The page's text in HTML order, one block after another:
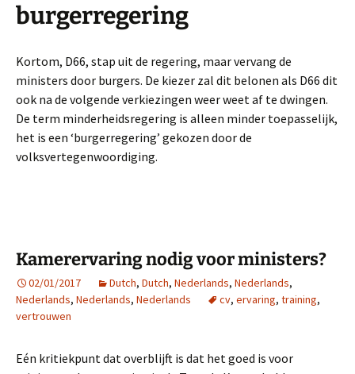
burgerregering
Kortom, D66, stap uit de regering, maar vervang de
ministers door burgers. De kiezer zal dit belonen als D66 dit
ook na de volgende verkiezingen weer weet af te dwingen.
De term minderheidsregering is alleen minder toepasselijk,
het is een ‘burgerregering’ gekozen door de
volksvertegenwoordiging.
Kamerervaring nodig voor ministers?
02/01/2017 Dutch, Dutch, Nederlands, Nederlands,
Nederlands, Nederlands, Nederlands cv, ervaring, training,
vertrouwen
Eén kritiekpunt dat overblijft is dat het goed is voor